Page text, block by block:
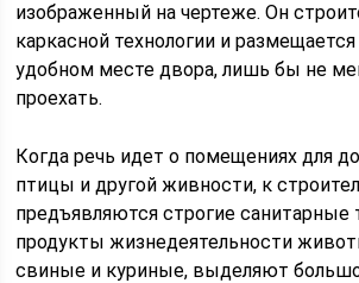
изображенный на чертеже. Он
каркасной технологии и
удобном месте двора, лишь бы не
проехать.
Когда речь идет о помещениях для
птицы и другой живности, к
предъявляются строгие санитарные
продукты жизнедеятельности
свиные и куриные, выделяют